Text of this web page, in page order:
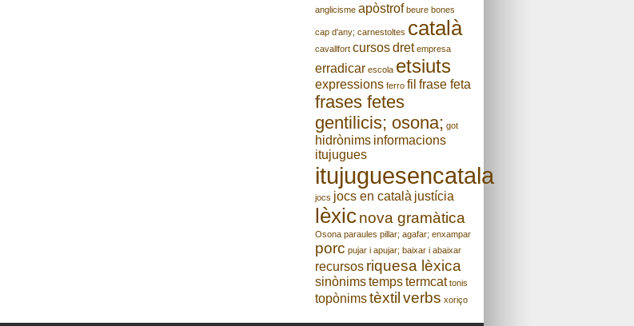
anglicisme apòstrof beure bones
cap d'any; carnestoltes català
cavallfort cursos dret empresa
erradicar escola etsiuts
expressions ferro fil frase feta
frases fetes
gentilicis; osona; got
hidrònims informacions
itujugues
itujuguesencatala
jocs jocs en català justícia
lèxic nova gramàtica
Osona paraules pillar; agafar; enxampar
porc pujar i apujar; baixar i abaixar
recursos riquesa lèxica
sinònims temps termcat tonis
topònims tèxtil verbs xoriço